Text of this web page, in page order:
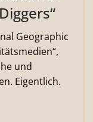
Geographic
und
Eigentlich.